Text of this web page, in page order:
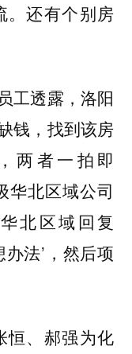
。还有个别房
工透露，洛阳
钱，找到该房
两者一拍即
华北区域公司
北区域回复
法’，然后项
恒、郝强为化